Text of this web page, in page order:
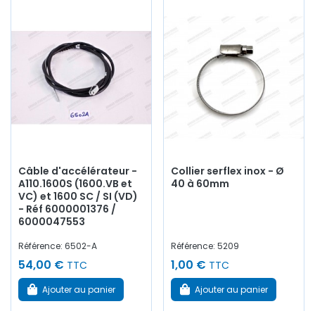
Câble d'accélérateur -
A110.1600S (1600.VB et
VC) et 1600 SC / SI (VD)
- Réf 6000001376 /
6000047553
Référence: 6502-A
54,00 € TTC
Ajouter au panier
Collier serflex inox - Ø
40 à 60mm
Référence: 5209
1,00 € TTC
Ajouter au panier